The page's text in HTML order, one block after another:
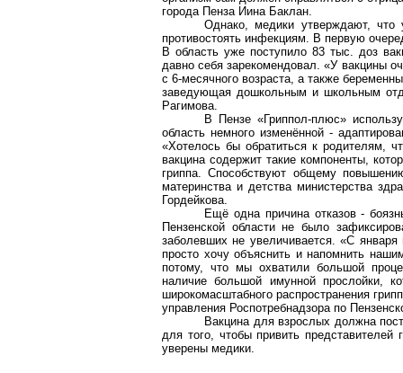
города Пенза Иина Баклан.
Однако, медики утверждают,
противостоять инфекциям. В первую
В область уже поступило 83 тыс. доз
давно себя зарекомендовал. «У вакцины
с 6-месячного возраста, а также
заведующая дошкольным и школьным
Рагимова.
В Пензе «Гриппол-плюс»
область немного изменённой -
«Хотелось бы обратиться к родителям,
вакцина содержит такие компоненты,
гриппа. Способствуют общему
материнства и детства министерства
Гордейкова.
Ещё одна причина отказов -
Пензенской области не было
заболевших не увеличивается. «С
просто хочу объяснить и напомнить
потому, что мы охватили большой
наличие большой имунной прослойки,
широкомасштабного распространения
управления Роспотребнадзора по
Вакцина для взрослых должна
для того, чтобы привить
уверены медики.